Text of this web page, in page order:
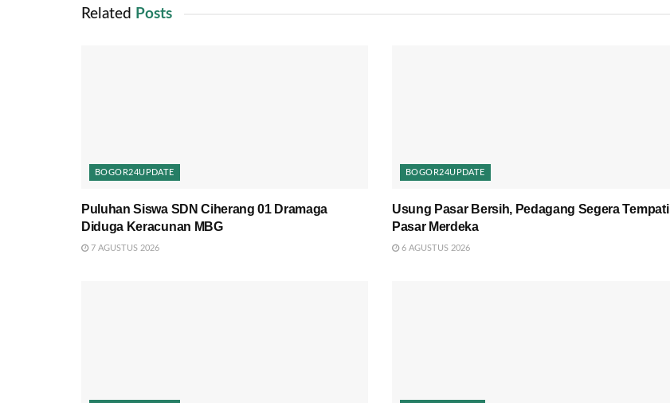
Related Posts
BOGOR24UPDATE
Puluhan Siswa SDN Ciherang 01 Dramaga
Diduga Keracunan MBG
7 AGUSTUS 2026
BOGOR24UPDATE
Usung Pasar Bersih, Pedagang Segera Tempati
Pasar Merdeka
6 AGUSTUS 2026